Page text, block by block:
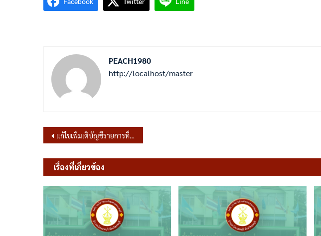
PEACH1980
http://localhost/master
แนะแนว
เรื่อง
แก้ไขเพิ่มเติบัญชีรายการที่ดินและสิ่งปลูกสร้าง ประจำปี 2567
เรื่องที่เกี่ยวข้อง